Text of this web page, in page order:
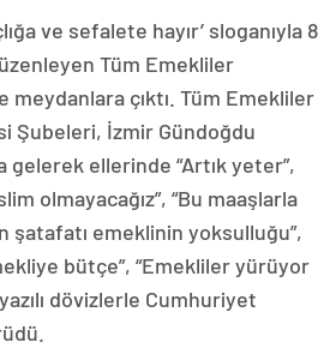
ve sefalete hayır’ sloganıyla 8
Tüm Emekliler
meydanlara çıktı. Tüm Emekliler
Şubeleri, İzmir Gündoğdu
gelerek ellerinde “Artık yeter”,
olmayacağız”, “Bu maaşlarla
şatafatı emeklinin yoksulluğu”,
bütçe”, “Emekliler yürüyor
dövizlerle Cumhuriyet